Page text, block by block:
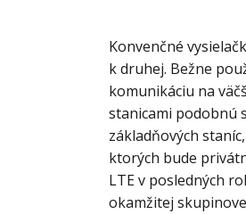
Konvenčné
k druhej. Bežne
komunikáciu na
stanicami podobnú
základňových
ktorých bude
LTE v posledných
okamžitej